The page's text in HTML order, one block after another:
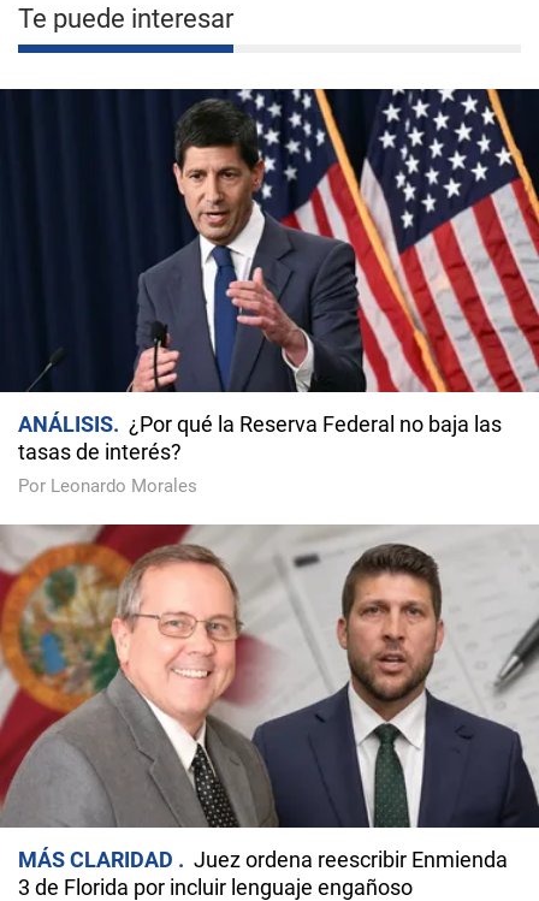
Te puede interesar
ANÁLISIS
¿Por qué la Reserva Federal no baja las
tasas de interés?
Por Leonardo Morales
MÁS CLARIDAD
Juez ordena reescribir Enmienda
3 de Florida por incluir lenguaje engañoso